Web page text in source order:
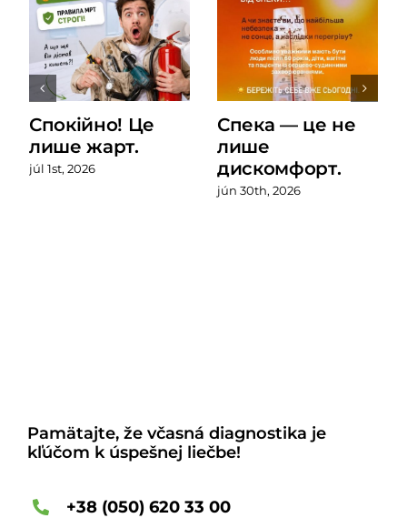
Спокійно! Це
лише жарт.
júl 1st, 2026
Спека — це не
лише
дискомфорт.
jún 30th, 2026
Pamätajte, že včasná diagnostika je
kľúčom k úspešnej liečbe!
+38 (050) 620 33 00